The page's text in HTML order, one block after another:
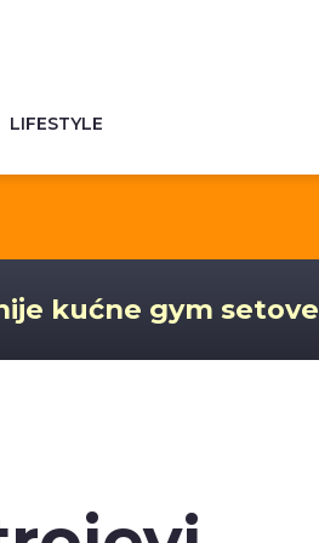
LIFESTYLE
kućne gym